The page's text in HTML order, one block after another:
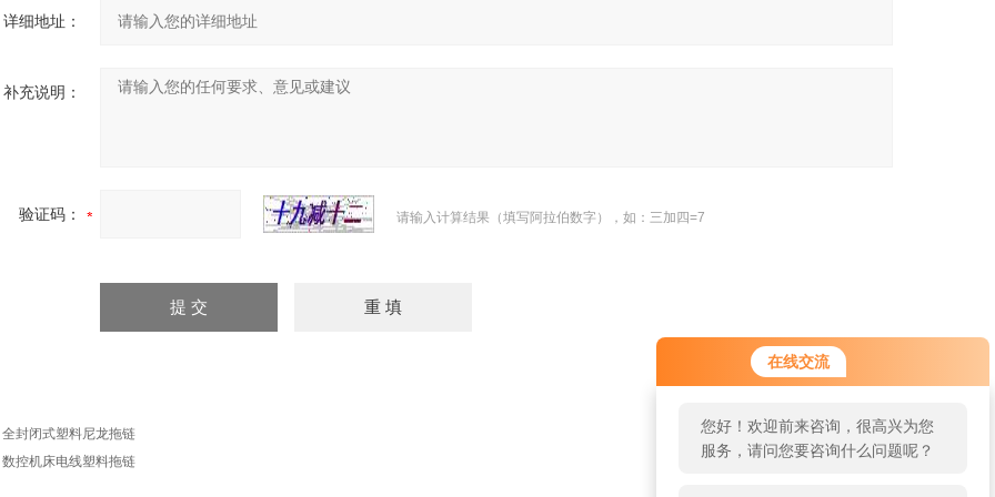
在线交流
您好！欢迎前来咨询，很高兴为您
服务，请问您要咨询什么问题呢？
您好，看您停留很久了，是否找到
了需求产品，您可以直接在线与我
详细地址：
补充说明：
验证码： 请输入计算结果（填写阿拉伯数字），如：三加四=7
全封闭式塑料尼龙拖链
数控机床电线塑料拖链
返回